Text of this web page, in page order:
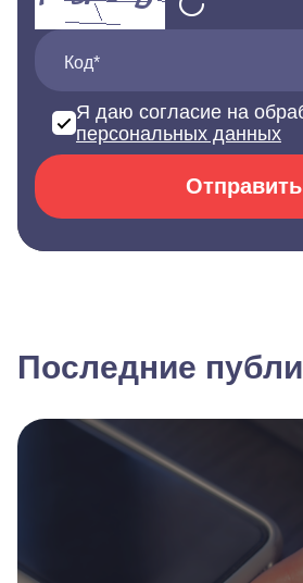
Код*
Я даю согласие на
персональных данных
Отправить
Последние